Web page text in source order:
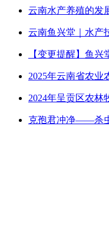
云南水产养殖的发
云南鱼兴堂｜水产
【变更提醒】鱼兴
2025年云南省农业
2024年呈贡区农林
克孢君冲净——杀